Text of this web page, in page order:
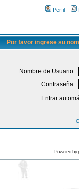
Perfil
Por favor ingrese su
Nombre de Usuario:
Contraseña:
Entrar
Powered by